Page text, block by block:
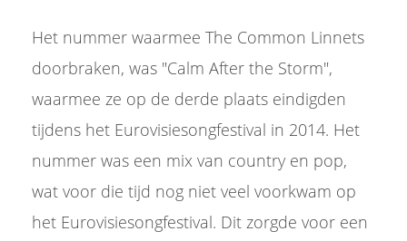
Het nummer waarmee The Common Linnets
doorbraken, was "Calm After the Storm",
waarmee ze op de derde plaats eindigden
tijdens het Eurovisiesongfestival in 2014. Het
nummer was een mix van country en pop,
wat voor die tijd nog niet veel voorkwam op
het Eurovisiesongfestival. Dit zorgde voor een